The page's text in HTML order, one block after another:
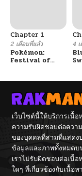
Chapter 1
2 เดือนที่แล้ว
Pokémon:
Festival of
4
เว็บไซต์นี้ให้บริการเนื้
ความรับผิดชอบต่อควา
ของบุคคลที่สามที่แสดง
ข้อมูลและภาพทั้งหมดบ
เราไม่รับผิดชอบต่อเนื้
ใดๆ ที่เกี่ยวข้องกับเนื้อ